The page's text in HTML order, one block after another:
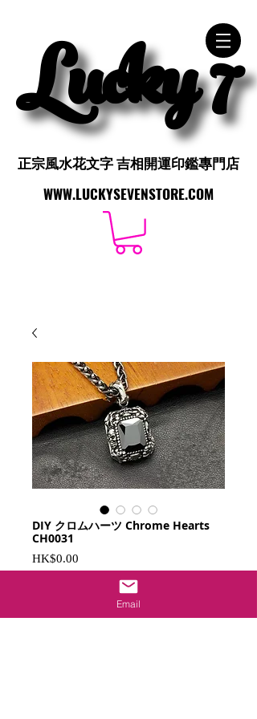
Lucky 7
Lucky 7
正宗風水花文字 吉相開運印鑑專門店
正宗風水花文字 吉相開運印鑑專門店
WWW.LUCKYSEVENSTORE.COM
WWW.LUCKYSEVENSTORE.COM
DIY クロムハーツ Chrome Hearts
CH0031
HK$0.00
格
カートに追加する
Email